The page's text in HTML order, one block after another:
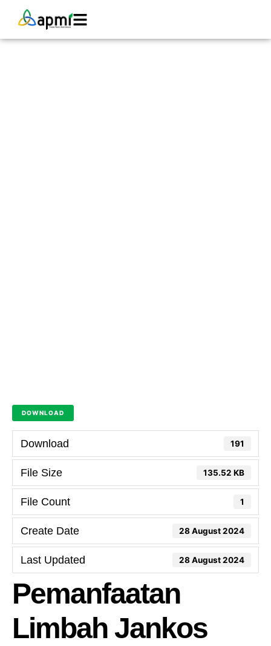
DOWNLOAD
Download 191
File Size 135.52 KB
File Count 1
Create Date 28 August 2024
Last Updated 28 August 2024
Pemanfaatan
Limbah Jankos